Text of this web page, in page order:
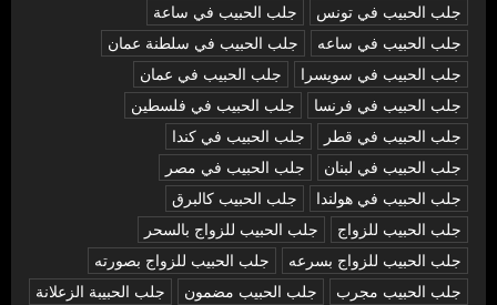
جلب الحبيب في تونس
جلب الحبيب في ساعة
جلب الحبيب في ساعه
جلب الحبيب في سلطنة عمان
جلب الحبيب في سويسرا
جلب الحبيب في عمان
جلب الحبيب في فرنسا
جلب الحبيب في فلسطين
جلب الحبيب في قطر
جلب الحبيب في كندا
جلب الحبيب في لبنان
جلب الحبيب في مصر
جلب الحبيب في هولندا
جلب الحبيب كالبرق
جلب الحبيب للزواج
جلب الحبيب للزواج بالسحر
جلب الحبيب للزواج بسرعه
جلب الحبيب للزواج بصورته
جلب الحبيب مجرب
جلب الحبيب مضمون
جلب الحبيبة الزعلانة